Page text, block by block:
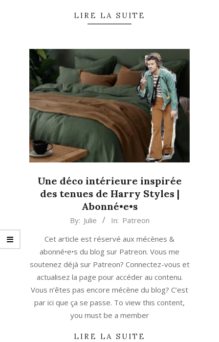
LIRE LA SUITE
Une déco intérieure inspirée
des tenues de Harry Styles |
Abonné•e•s
By: Julie In: Patreon
Cet article est réservé aux mécènes &
abonné•e•s du blog sur Patreon. Vous me
soutenez déjà sur Patreon? Connectez-vous et
actualisez la page pour accéder au contenu.
Vous n’êtes pas encore mécène du blog? C’est
par ici que ça se passe. To view this content,
you must be a member
LIRE LA SUITE